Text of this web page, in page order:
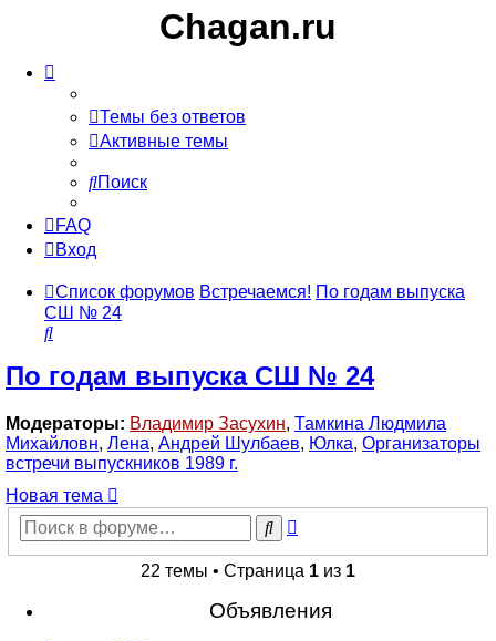
Chagan.ru
Темы без ответов
Активные темы
Поиск
FAQ
Вход
Список форумов Встречаемся! По годам выпуска
СШ № 24
Поиск
По годам выпуска СШ № 24
Модераторы: Владимир Засухин, Тамкина Людмила
Михайловн, Лена, Андрей Шулбаев, Юлка, Организаторы
встречи выпускников 1989 г.
Новая тема
Поиск
22 темы • Страница 1 из 1
Объявления